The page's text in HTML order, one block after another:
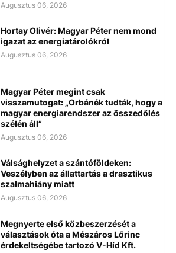
Augusztus 06, 2026
Hortay Olivér: Magyar Péter nem mond
igazat az energiatárolókról
Augusztus 06, 2026
Magyar Péter megint csak
visszamutogat: „Orbánék tudták, hogy a
magyar energiarendszer az összedőlés
szélén áll”
Augusztus 06, 2026
Válsághelyzet a szántóföldeken:
Veszélyben az állattartás a drasztikus
szalmahiány miatt
Augusztus 06, 2026
Megnyerte első közbeszerzését a
választások óta a Mészáros Lőrinc
érdekeltségébe tartozó V-Híd Kft.